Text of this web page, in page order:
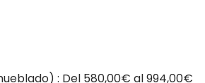
: Del 580,00€ al 994,00€